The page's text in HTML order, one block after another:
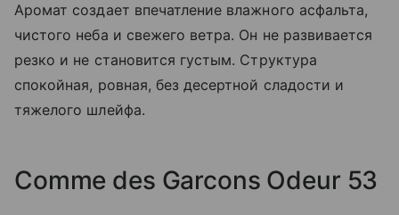
Аромат создает впечатление влажного асфальта,
чистого неба и свежего ветра. Он не развивается
резко и не становится густым. Структура
спокойная, ровная, без десертной сладости и
тяжелого шлейфа.
Comme des Garcons Odeur 53